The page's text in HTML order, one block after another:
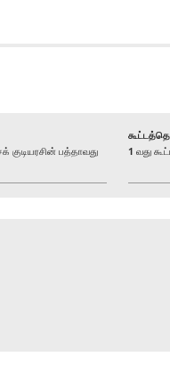
பத்தாவது
1 வது